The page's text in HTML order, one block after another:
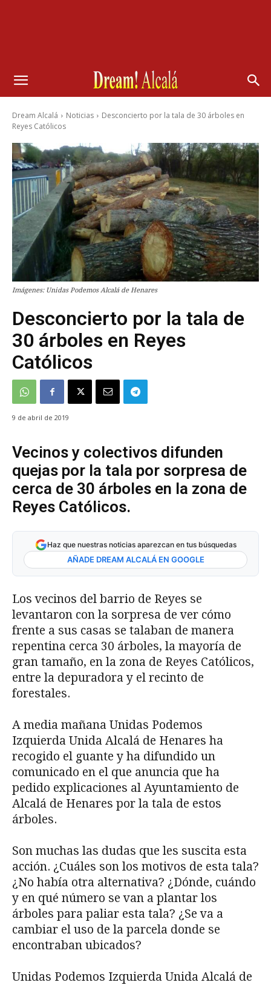
Dream Alcalá Noticias
Desconcierto por la tala de 30 árboles en
Reyes Católicos
Imágenes: Unidas Podemos Alcalá de Henares
Desconcierto por la tala de
30 árboles en Reyes
Católicos
9 de abril de 2019
Vecinos y colectivos difunden
quejas por la tala por sorpresa de
cerca de 30 árboles en la zona de
Reyes Católicos.
Haz que nuestras noticias aparezcan en tus búsquedas
AÑADE DREAM ALCALÁ EN GOOGLE
Los vecinos del barrio de Reyes se
levantaron con la sorpresa de ver cómo
frente a sus casas se talaban de manera
repentina cerca 30 árboles, la mayoría de
gran tamaño, en la zona de Reyes Católicos,
entre la depuradora y el recinto de
forestales.
A media mañana Unidas Podemos
Izquierda Unida Alcalá de Henares ha
recogido el guante y ha difundido un
comunicado en el que anuncia que ha
pedido explicaciones al Ayuntamiento de
Alcalá de Henares por la tala de estos
árboles.
Son muchas las dudas que les suscita esta
acción. ¿Cuáles son los motivos de esta tala?
¿No había otra alternativa? ¿Dónde, cuándo
y en qué número se van a plantar los
árboles para paliar esta tala? ¿Se va a
cambiar el uso de la parcela donde se
encontraban ubicados?
Unidas Podemos Izquierda Unida Alcalá de